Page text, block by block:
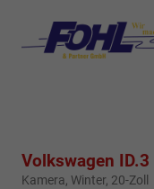
Volkswagen ID.3
Kamera, Winter, 20-Zoll